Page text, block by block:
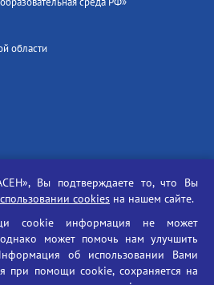
области
услуг
безопасности
прокуратура РФ
Вы подтверждаете то, что Вы
cookies на нашем сайте.
cookie информация не может
может помочь нам улучшить
об использовании Вами
при помощи cookie, сохраняется на